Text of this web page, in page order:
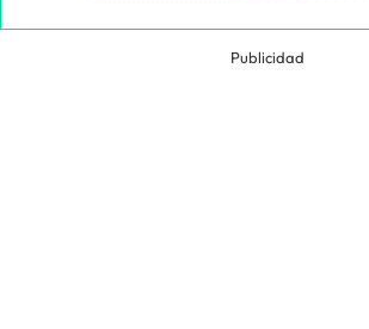
Publicidad